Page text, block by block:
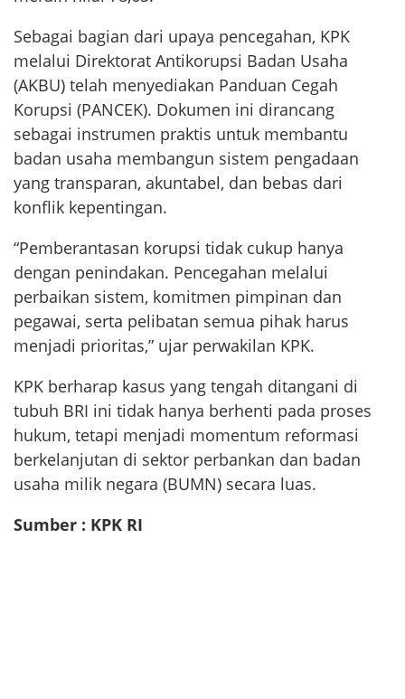
Sebagai bagian dari upaya pencegahan, KPK
melalui Direktorat Antikorupsi Badan Usaha
(AKBU) telah menyediakan Panduan Cegah
Korupsi (PANCEK). Dokumen ini dirancang
sebagai instrumen praktis untuk membantu
badan usaha membangun sistem pengadaan
yang transparan, akuntabel, dan bebas dari
konflik kepentingan.
“Pemberantasan korupsi tidak cukup hanya
dengan penindakan. Pencegahan melalui
perbaikan sistem, komitmen pimpinan dan
pegawai, serta pelibatan semua pihak harus
menjadi prioritas,” ujar perwakilan KPK.
KPK berharap kasus yang tengah ditangani di
tubuh BRI ini tidak hanya berhenti pada proses
hukum, tetapi menjadi momentum reformasi
berkelanjutan di sektor perbankan dan badan
usaha milik negara (BUMN) secara luas.
Sumber : KPK RI